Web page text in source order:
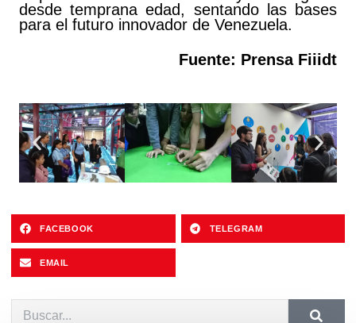
desde temprana edad, sentando las bases
para el futuro innovador de Venezuela.
Fuente: Prensa Fiiidt
FACEBOOK TELEGRAM
EMAIL